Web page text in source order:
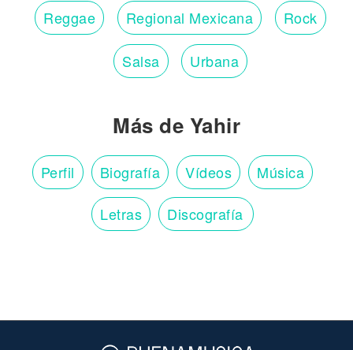
Reggae Regional Mexicana Rock
Salsa Urbana
Más de Yahir
Perfil Biografía Vídeos Música
Letras Discografía